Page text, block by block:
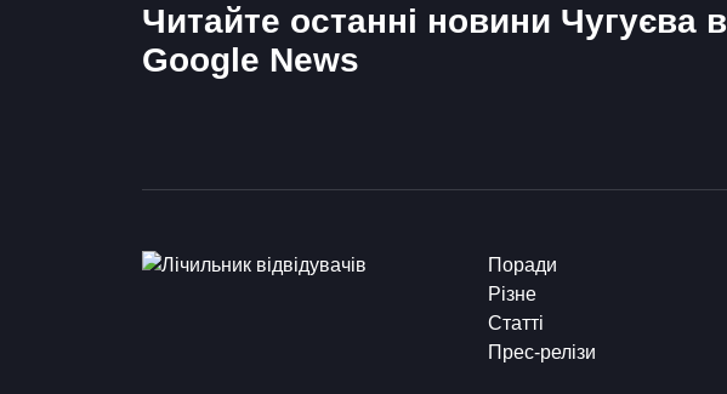
Читайте останні новини Чугуєва в
Google News
Поради
Різне
Статті
Прес-релізи